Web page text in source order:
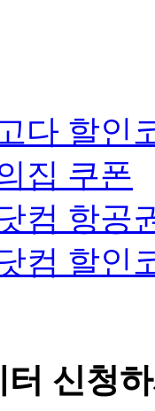
다 할인
집 쿠폰
컴 항공
컴 할인
신청